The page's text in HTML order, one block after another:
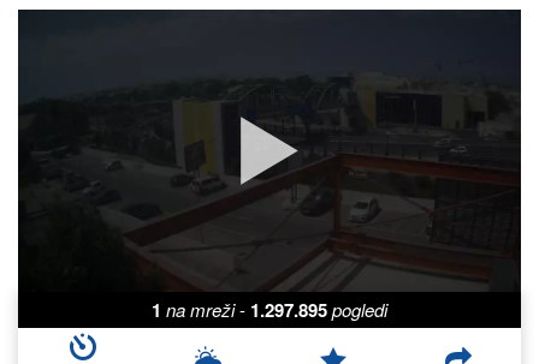
1 na mreži- 1.297.895pogledi